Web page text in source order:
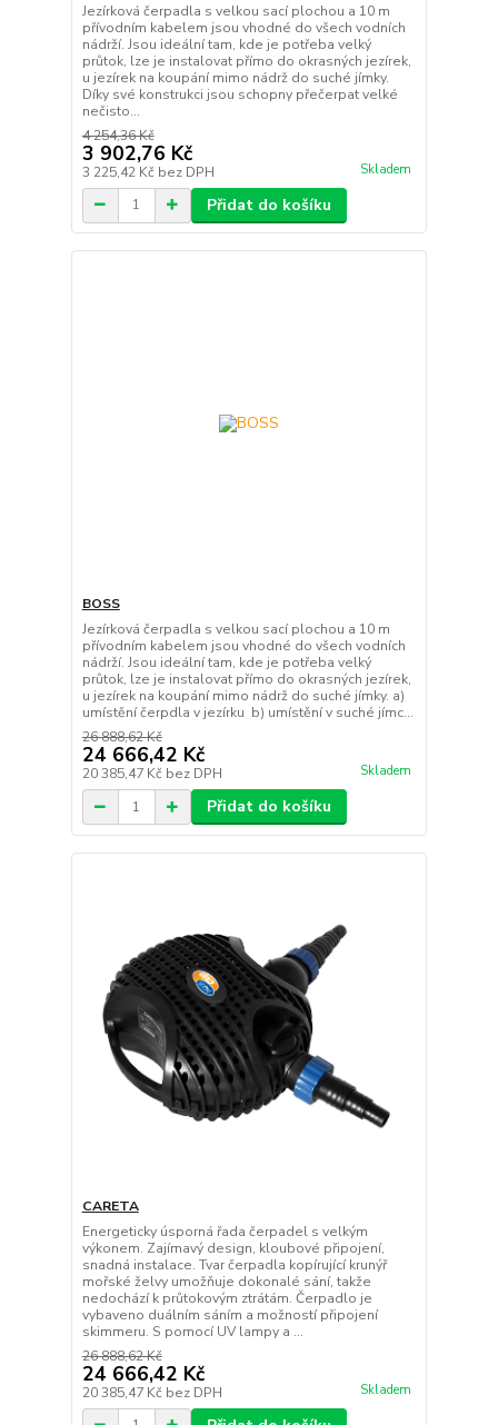
Jezírková čerpadla s velkou sací plochou a 10 m
přívodním kabelem jsou vhodné do všech vodních
nádrží. Jsou ideální tam, kde je potřeba velký
průtok, lze je instalovat přímo do okrasných jezírek,
u jezírek na koupání mimo nádrž do suché jímky.
Díky své konstrukci jsou schopny přečerpat velké
nečisto...
4 254,36 Kč
3 902,76 Kč
3 225,42 Kč bez DPH Skladem
Přidat do košíku
BOSS
Jezírková čerpadla s velkou sací plochou a 10 m
přívodním kabelem jsou vhodné do všech vodních
nádrží. Jsou ideální tam, kde je potřeba velký
průtok, lze je instalovat přímo do okrasných jezírek,
u jezírek na koupání mimo nádrž do suché jímky. a)
umístění čerpdla v jezírku b) umístění v suché jímc...
26 888,62 Kč
24 666,42 Kč
20 385,47 Kč bez DPH Skladem
Přidat do košíku
CARETA
Energeticky úsporná řada čerpadel s velkým
výkonem. Zajímavý design, kloubové připojení,
snadná instalace. Tvar čerpadla kopírující krunýř
mořské želvy umožňuje dokonalé sání, takže
nedochází k průtokovým ztrátám. Čerpadlo je
vybaveno duálním sáním a možností připojení
skimmeru. S pomocí UV lampy a ...
26 888,62 Kč
24 666,42 Kč
20 385,47 Kč bez DPH Skladem